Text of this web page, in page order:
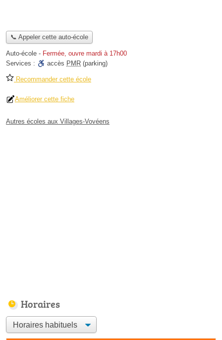
📞 Appeler cette auto-école
Auto-école - Fermée, ouvre mardi à 17h00
Services :
accès PMR (parking)
Recommander cette école
Améliorer cette fiche
Autres écoles aux Villages-Vovéens
Horaires